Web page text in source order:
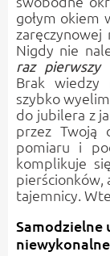
gołym okiem
zaręczynowej
Nigdy nie
raz pierwszy
Brak wiedzy
szybko
do jubilera z
przez Twoją
pomiaru i
komplikuje
pierścionków,
tajemnicy.
Samodzielne